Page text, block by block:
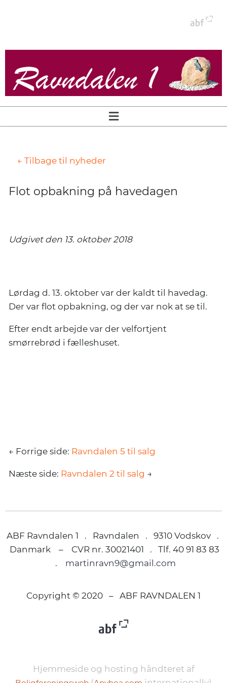
← Tilbage til nyheder
Flot opbakning på havedagen
Udgivet den 13. oktober 2018
Lørdag d. 13. oktober var der kaldt til havedag.
Der var flot opbakning, og der var nok at se til.
Efter endt arbejde var der velfortjent
smørrebrød i fælleshuset.
← Forrige side: Ravndalen 5 til salg
Næste side: Ravndalen 2 til salg →
ABF Ravndalen 1 . Ravndalen . 9310 Vodskov .
Danmark – CVR nr. 30021401 . Tlf. 40 91 83 83
. martinravn9@gmail.com
Copyright © 2020 – ABF RAVNDALEN 1
Hjemmeside og hosting håndteret af